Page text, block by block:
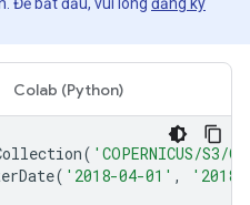
Colab (Python)
( 'COPERNICUS/S3/
( '2018-04-01' ,